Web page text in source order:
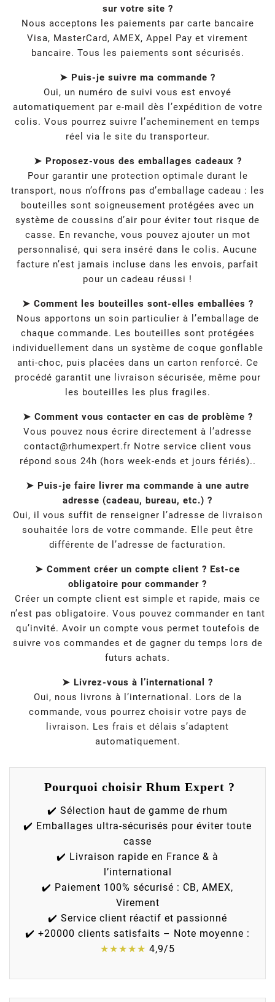
sur votre site ?
Nous acceptons les paiements par carte bancaire
Visa, MasterCard, AMEX, Appel Pay et virement
bancaire. Tous les paiements sont sécurisés.
➤ Puis-je suivre ma commande ?
Oui, un numéro de suivi vous est envoyé
automatiquement par e-mail dès l’expédition de votre
colis. Vous pourrez suivre l’acheminement en temps
réel via le site du transporteur.
➤ Proposez-vous des emballages cadeaux ?
Pour garantir une protection optimale durant le
transport, nous n’offrons pas d’emballage cadeau : les
bouteilles sont soigneusement protégées avec un
système de coussins d’air pour éviter tout risque de
casse. En revanche, vous pouvez ajouter un mot
personnalisé, qui sera inséré dans le colis. Aucune
facture n’est jamais incluse dans les envois, parfait
pour un cadeau réussi !
➤ Comment les bouteilles sont-elles emballées ?
Nous apportons un soin particulier à l’emballage de
chaque commande. Les bouteilles sont protégées
individuellement dans un système de coque gonflable
anti-choc, puis placées dans un carton renforcé. Ce
procédé garantit une livraison sécurisée, même pour
les bouteilles les plus fragiles.
➤ Comment vous contacter en cas de problème ?
Vous pouvez nous écrire directement à l’adresse
contact@rhumexpert.fr Notre service client vous
répond sous 24h (hors week-ends et jours fériés)..
➤ Puis-je faire livrer ma commande à une autre
adresse (cadeau, bureau, etc.) ?
Oui, il vous suffit de renseigner l’adresse de livraison
souhaitée lors de votre commande. Elle peut être
différente de l’adresse de facturation.
➤ Comment créer un compte client ? Est-ce
obligatoire pour commander ?
Créer un compte client est simple et rapide, mais ce
n’est pas obligatoire. Vous pouvez commander en tant
qu’invité. Avoir un compte vous permet toutefois de
suivre vos commandes et de gagner du temps lors de
futurs achats.
➤ Livrez-vous à l’international ?
Oui, nous livrons à l’international. Lors de la
commande, vous pourrez choisir votre pays de
livraison. Les frais et délais s’adaptent
automatiquement.
Pourquoi choisir Rhum Expert ?
✔️ Sélection haut de gamme de rhum
✔️ Emballages ultra-sécurisés pour éviter toute
casse
✔️ Livraison rapide en France & à
l’international
✔️ Paiement 100% sécurisé : CB, AMEX,
Virement
✔️ Service client réactif et passionné
✔️ +20000 clients satisfaits – Note moyenne :
★★★★★ 4,9/5